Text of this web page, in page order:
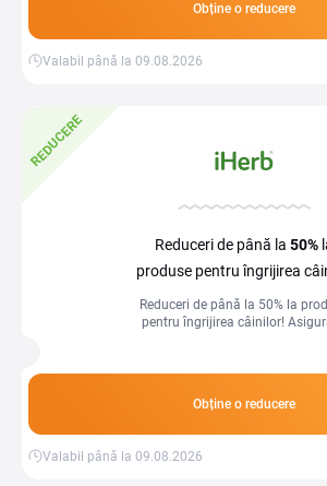
Obține o reducere
Valabil până la 09.08.2026
REDUCERE
Reduceri de până la 50%
produse pentru îngrijirea
la iHerb
Reduceri de până la 50% la
pentru îngrijirea câinilor!
Obține o reducere
Valabil până la 09.08.2026